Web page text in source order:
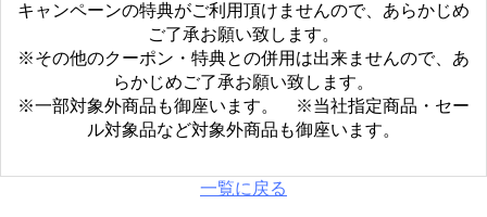
キャンペーンの特典がご利用頂けませんので、あらかじめ
ご了承お願い致します。
※その他のクーポン・特典との併用は出来ませんので、あ
らかじめご了承お願い致します。
※一部対象外商品も御座います。 ※当社指定商品・セー
ル対象品など対象外商品も御座います。
一覧に戻る